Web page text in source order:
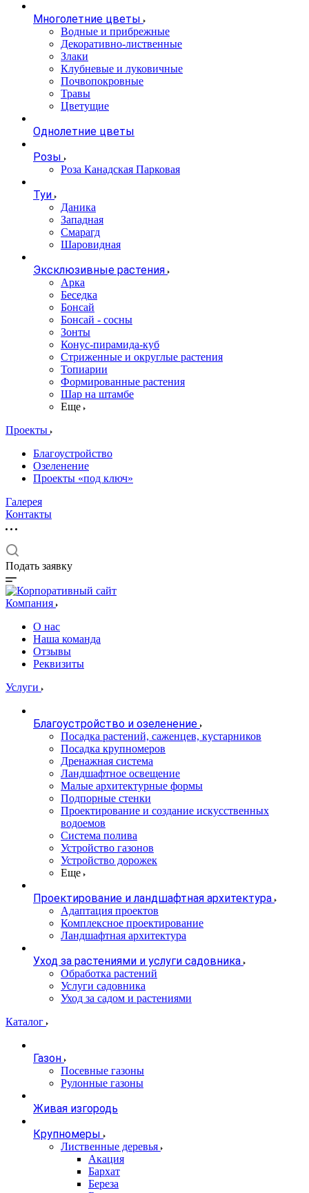
Многолетние цветы
Водные и прибрежные
Декоративно-лиственные
Злаки
Клубневые и луковичные
Почвопокровные
Травы
Цветущие
Однолетние цветы
Розы
Роза Канадская Парковая
Туи
Даника
Западная
Смарагд
Шаровидная
Эксклюзивные растения
Арка
Беседка
Бонсай
Бонсай - сосны
Зонты
Конус-пирамида-куб
Стриженные и округлые растения
Топиарии
Формированные растения
Шар на штамбе
Еще
Проекты
Благоустройство
Озеленение
Проекты «под ключ»
Галерея
Контакты
Подать заявку
Компания
О нас
Наша команда
Отзывы
Реквизиты
Услуги
Благоустройство и озеленение
Посадка растений, саженцев, кустарников
Посадка крупномеров
Дренажная система
Ландшафтное освещение
Малые архитектурные формы
Подпорные стенки
Проектирование и создание искусственных
водоемов
Система полива
Устройство газонов
Устройство дорожек
Еще
Проектирование и ландшафтная архитектура
Адаптация проектов
Комплексное проектирование
Ландшафтная архитектура
Уход за растениями и услуги садовника
Обработка растений
Услуги садовника
Уход за садом и растениями
Каталог
Газон
Посевные газоны
Рулонные газоны
Живая изгородь
Крупномеры
Лиственные деревья
Акация
Бархат
Береза